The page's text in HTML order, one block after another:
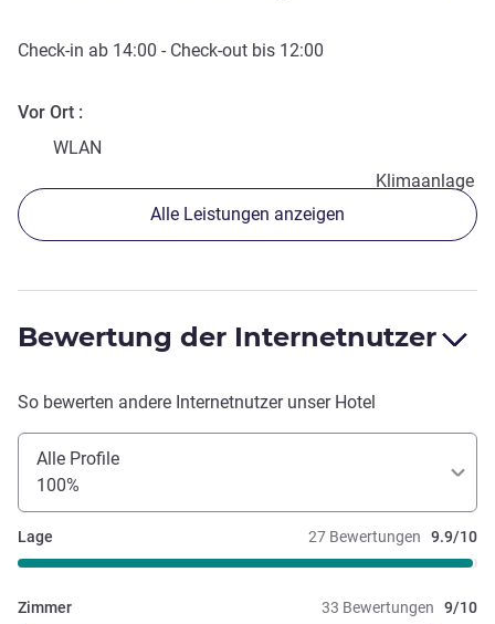
Check-in ab 14:00 - Check-out bis 12:00
Vor Ort
WLAN
Klimaanlage
Alle Leistungen anzeigen
Bewertung der Internetnutzer
So bewerten andere Internetnutzer unser Hotel
Alle Profile
100%
27 Bewertungen 9.9/10
Lage
33 Bewertungen 9/10
Zimmer